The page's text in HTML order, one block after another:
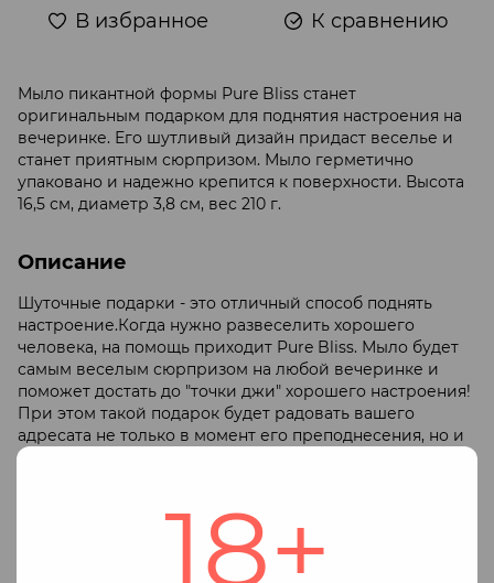
18+
В избранное К сравнению
Мыло пикантной формы Pure Bliss станет
оригинальным подарком для поднятия настроения на
вечеринке. Его шутливый дизайн придаст веселье и
станет приятным сюрпризом. Мыло герметично
упаковано и надежно крепится к поверхности. Высота
16,5 см, диаметр 3,8 см, вес 210 г.
Описание
Шуточные подарки - это отличный способ поднять
настроение.Когда нужно развеселить хорошего
человека, на помощь приходит Pure Bliss. Мыло будет
самым веселым сюрпризом на любой вечеринке и
поможет достать до "точки джи" хорошего настроения!
При этом такой подарок будет радовать вашего
адресата не только в момент его преподнесения, но и
времени спустя. Герметично упаковано с защитным
поверхность. Высота 16,5 смДиаметр 3,8 смОснование:
Штрих код: 2000097506179